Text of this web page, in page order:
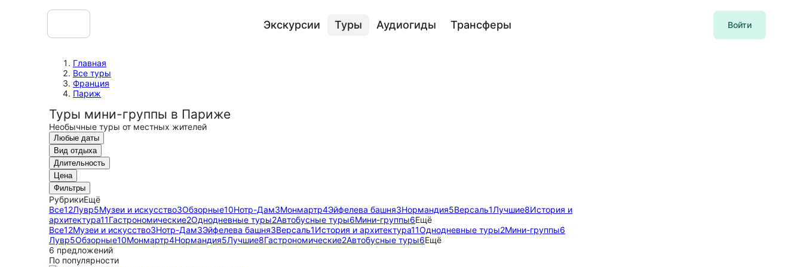
Экскурсии Туры Аудиогиды Трансферы Войти
Главная
Все туры
Франция
Париж
Туры мини-группы в Париже
Необычные туры от местных жителей
Любые даты
Вид отдыха
Длительность
Цена
Фильтры
РубрикиЕщё
Все12Лувр5Музеи и искусство3Обзорные10Нотр-Дам3Монмартр4Эйфелева башня3Нормандия5Версаль1Лучшие8История и
архитектура11Гастрономические2Однодневные туры2Автобусные туры6Мини-группы6Ещё
Все12Музеи и искусство3Нотр-Дам3Эйфелева башня3Версаль1История и архитектура11Однодневные туры2Мини-группы6
Лувр5Обзорные10Монмартр4Нормандия5Лучшие8Гастрономические2Автобусные туры6Ещё
6 предложений
По популярности